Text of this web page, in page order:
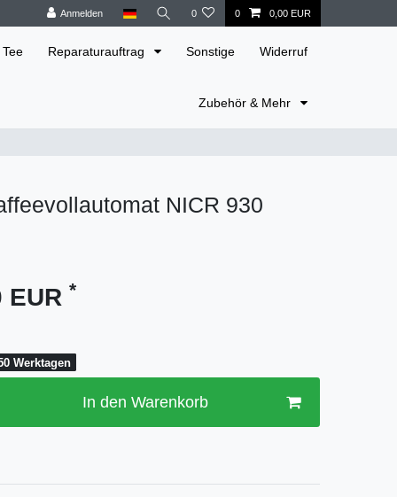
Anmelden 0 0 0,00 EUR
Reparaturauftrag Sonstige Widerruf
Zubehör & Mehr
NICR 930
EUR *
Werktagen
In den Warenkorb